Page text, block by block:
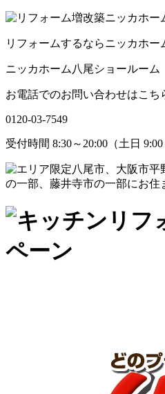
リフォームするならニッカホー
ニッカホーム八尾ショールーム
お電話でのお問い合わせはこち
0120-03-7549
受付時間 8:30～20:00（土日 9:00
八尾市、大阪市平
の一部、藤井寺市の一部にお住